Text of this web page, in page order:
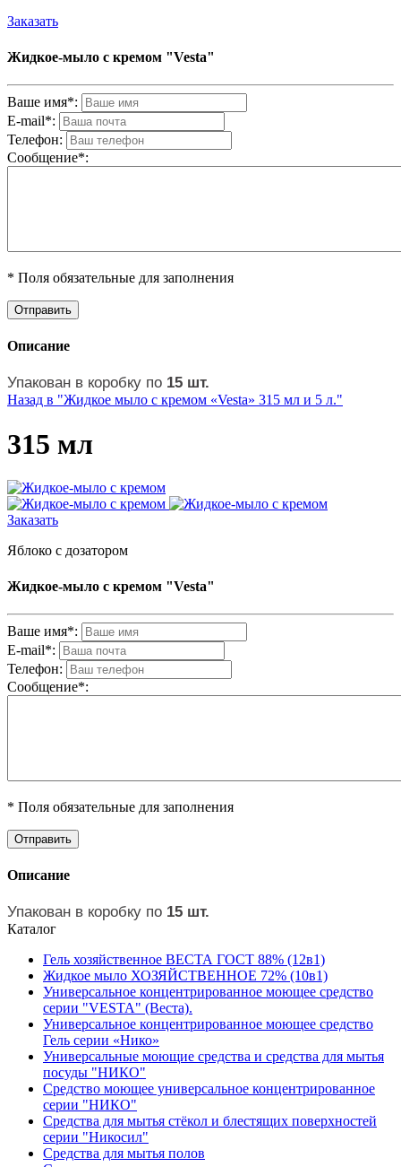
Заказать
Жидкое-мыло с кремом "Vesta"
Ваше имя*:
E-mail*:
Телефон:
Cообщениe*:
* Поля обязательные для заполнения
Описание
Упакован в коробку по 15 шт.
Назад в "Жидкое мыло с кремом «Vesta» 315 мл и 5 л."
315 мл
Заказать
Яблоко с дозатором
Жидкое-мыло с кремом "Vesta"
Ваше имя*:
E-mail*:
Телефон:
Cообщениe*:
* Поля обязательные для заполнения
Описание
Упакован в коробку по 15 шт.
Каталог
Гель хозяйственное ВЕСТА ГОСТ 88% (12в1)
Жидкое мыло ХОЗЯЙСТВЕННОЕ 72% (10в1)
Универсальное концентрированное моющее средство
серии "VESTA" (Веста).
Универсальное концентрированное моющее средство
Гель серии «Нико»
Универсальные моющие средства и средства для мытья
посуды "НИКО"
Средство моющее универсальное концентрированное
серии "НИКО"
Средства для мытья стёкол и блестящих поверхностей
серии "Никосил"
Средства для мытья полов